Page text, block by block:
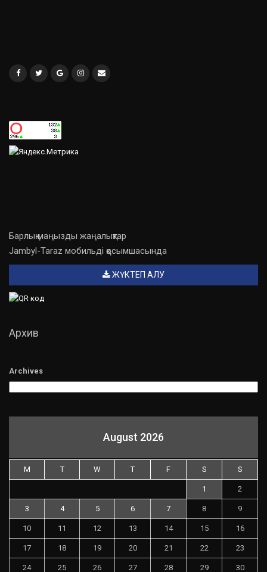
Барлық маңызды жаңалықтар
Jambyl-Taraz мобильді қосымшасында
ЖҮКТЕП АЛУ
Архив
Archives
August 2026
M T W T F S S
1 2
3 4 5 6 7 8 9
10 11 12 13 14 15 16
17 18 19 20 21 22 23
24 25 26 27 28 29 30